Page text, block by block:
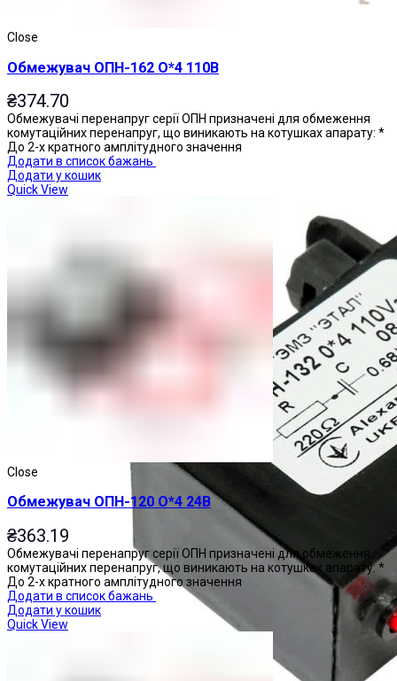
Close
Обмежувач ОПН-162 О*4 110В
₴374.70
Обмежувачі перенапруг серії ОПН призначені для обмеження
комутаційних перенапруг, що виникають на котушках апарату: *
До 2-х кратного амплітудного значення
Додати в список бажань
Додати у кошик
Quick View
Close
Обмежувач ОПН-120 О*4 24В
₴363.19
Обмежувачі перенапруг серії ОПН призначені для обмеження
комутаційних перенапруг, що виникають на котушках апарату: *
До 2-х кратного амплітудного значення
Додати в список бажань
Додати у кошик
Quick View